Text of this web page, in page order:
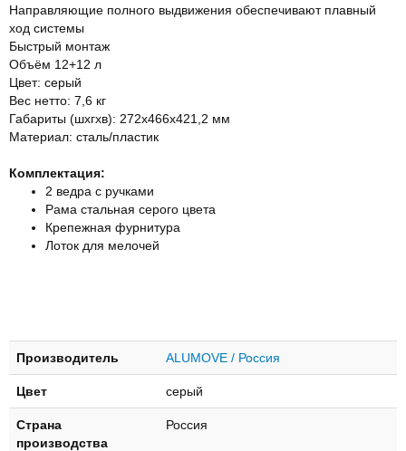
Направляющие полного выдвижения обеспечивают плавный
ход системы
Быстрый монтаж
Объём 12+12 л
Цвет: серый
Вес нетто: 7,6 кг
Габариты (шхгхв): 272х466х421,2 мм
Материал: сталь/пластик
Комплектация:
2 ведра с ручками
Рама стальная серого цвета
Крепежная фурнитура
Лоток для мелочей
Производитель ALUMOVE / Россия
Цвет серый
Страна
производства
Россия